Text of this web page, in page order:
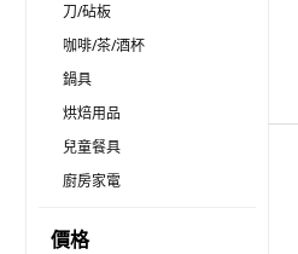
刀/砧板
咖啡/茶/酒杯
鍋具
烘焙用品
兒童餐具
廚房家電
價格